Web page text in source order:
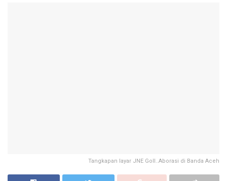
Tangkapan layar JNE Goll..Aborasi di Banda Aceh